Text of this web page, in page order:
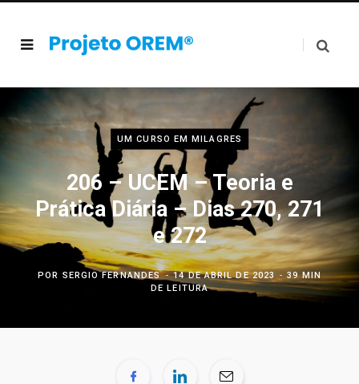
UM CURSO EM MILAGRES
206 – UCEM – Teoria e
Prática Diária – Dias 270, 271
e 272
POR SERGIO FERNANDES 14 DE ABRIL DE 2023
39 MIN
DE LEITURA